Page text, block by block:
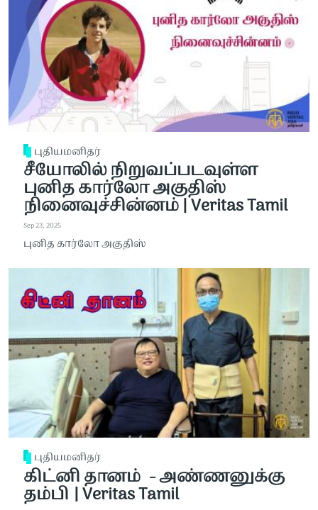
புதியமனிதர்
சீயோலில் நிறுவப்படவுள்ள
புனித கார்லோ அகுதிஸ்
நினைவுச்சின்னம் | Veritas Tamil
Sep 23, 2025
புனித கார்லோ அகுதிஸ்
புதியமனிதர்
கிட்னி தானம் - அண்ணனுக்கு
தம்பி | Veritas Tamil